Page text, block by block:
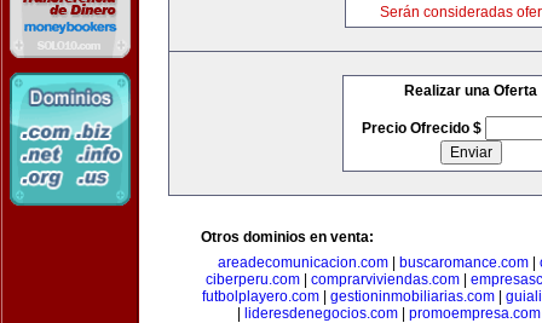
Serán consideradas
Realizar una Oferta
Precio Ofrecido $
Otros dominios en venta:
areadecomunicacion.com| buscaromance.com|
ciberperu.com
comprarviviendas.com
futbolplayero.com| gestioninmobiliarias.com|
lideresdenegocios.com promoempresa.com